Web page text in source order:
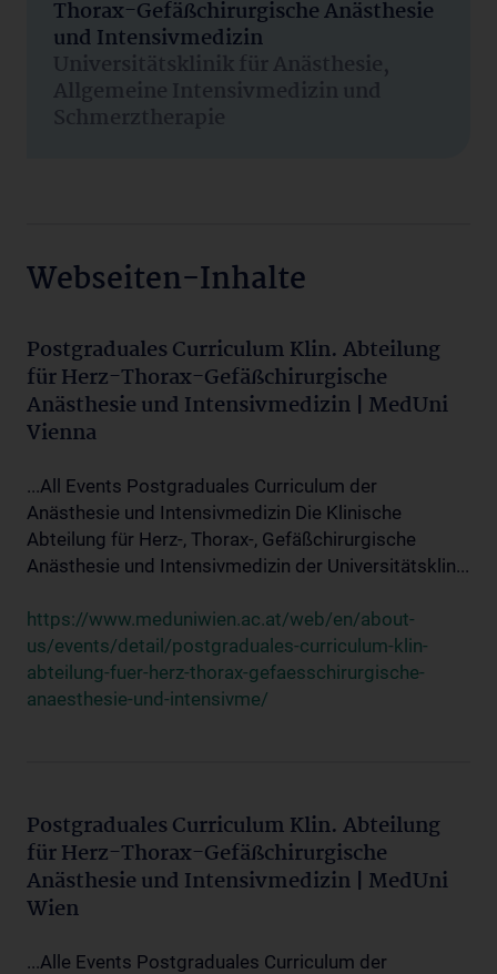
Thorax-Gefäßchirurgische Anästhesie
und Intensivmedizin
Universitätsklinik für Anästhesie,
Allgemeine Intensivmedizin und
Schmerztherapie
Webseiten-Inhalte
Postgraduales Curriculum Klin. Abteilung
für Herz-Thorax-Gefäßchirurgische
Anästhesie und Intensivmedizin | MedUni
Vienna
...All Events Postgraduales Curriculum der
Anästhesie und Intensivmedizin Die Klinische
Abteilung für Herz-, Thorax-, Gefäßchirurgische
Anästhesie und Intensivmedizin der Universitätsklin...
https://www.meduniwien.ac.at/web/en/about-
us/events/detail/postgraduales-curriculum-klin-
abteilung-fuer-herz-thorax-gefaesschirurgische-
anaesthesie-und-intensivme/
Postgraduales Curriculum Klin. Abteilung
für Herz-Thorax-Gefäßchirurgische
Anästhesie und Intensivmedizin | MedUni
Wien
...Alle Events Postgraduales Curriculum der